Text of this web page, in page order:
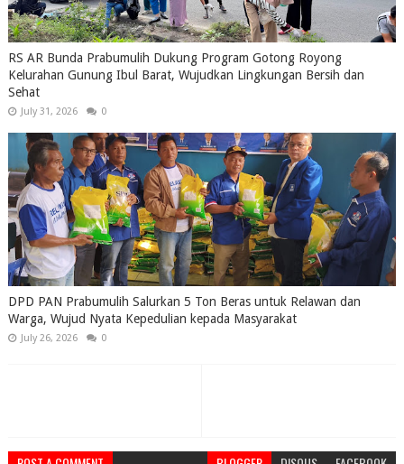
RS AR Bunda Prabumulih Dukung Program Gotong Royong
Kelurahan Gunung Ibul Barat, Wujudkan Lingkungan Bersih dan
Sehat
July 31, 2026 0
DPD PAN Prabumulih Salurkan 5 Ton Beras untuk Relawan dan
Warga, Wujud Nyata Kepedulian kepada Masyarakat
July 26, 2026 0